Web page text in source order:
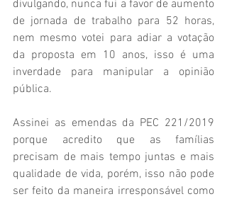
divulgando, nunca fui a favor de aumento
de jornada de trabalho para 52 horas,
nem mesmo votei para adiar a votação
da proposta em 10 anos, isso é uma
inverdade para manipular a opinião
pública.
Assinei as emendas da PEC 221/2019
porque acredito que as famílias
precisam de mais tempo juntas e mais
qualidade de vida, porém, isso não pode
ser feito da maneira irresponsável como